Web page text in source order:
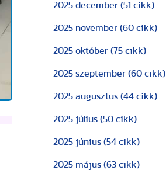
2025 december (51 cikk)
2025 november (60 cikk)
2025 október (75 cikk)
2025 szeptember (60 cikk)
2025 augusztus (44 cikk)
2025 július (50 cikk)
2025 június (54 cikk)
2025 május (63 cikk)